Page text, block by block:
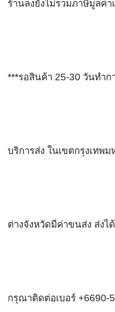
ร้านลงยังไม่รวมภาษีมูลค่า
***รอสินค้า 25-30 วันทำก
บริการส่ง ในเขตกรุงเทพ
ต่างจังหวัดมีค่าขนส่ง ส่งไ
กรุณาติดต่อเบอร์ +6690-